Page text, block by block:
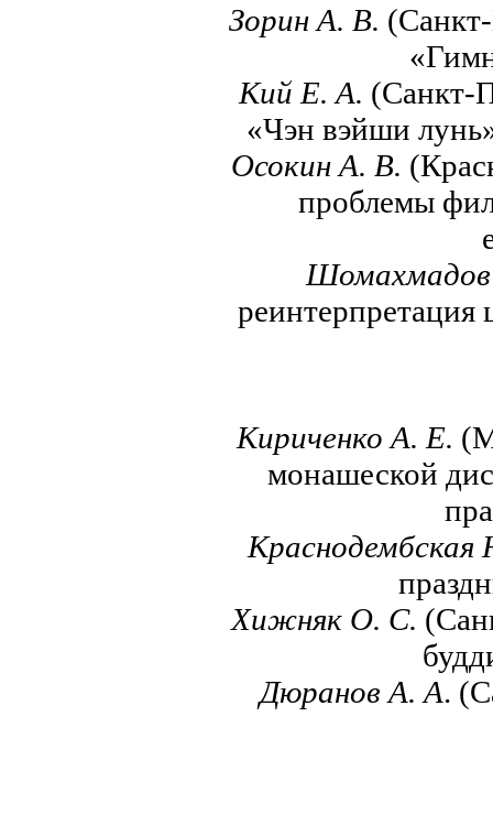
Зорин А. В.
Кий Е. А. (Санкт-
«Чэн вэйши
Осокин А. В.
проблемы
реинтерпретация
Кириченко А. Е.
монашеской
Краснодембская
Хижняк О. С.
Дюранов А. А.